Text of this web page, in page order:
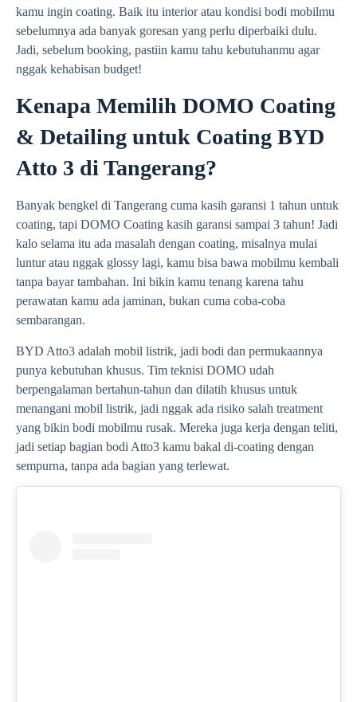
kamu ingin coating. Baik itu interior atau kondisi bodi mobilmu
sebelumnya ada banyak goresan yang perlu diperbaiki dulu.
Jadi, sebelum booking, pastiin kamu tahu kebutuhanmu agar
nggak kehabisan budget!
Kenapa Memilih DOMO Coating
& Detailing untuk Coating BYD
Atto 3 di Tangerang?
Banyak bengkel di Tangerang cuma kasih garansi 1 tahun untuk
coating, tapi DOMO Coating kasih garansi sampai 3 tahun! Jadi
kalo selama itu ada masalah dengan coating, misalnya mulai
luntur atau nggak glossy lagi, kamu bisa bawa mobilmu kembali
tanpa bayar tambahan. Ini bikin kamu tenang karena tahu
perawatan kamu ada jaminan, bukan cuma coba-coba
sembarangan.
BYD Atto3 adalah mobil listrik, jadi bodi dan permukaannya
punya kebutuhan khusus. Tim teknisi DOMO udah
berpengalaman bertahun-tahun dan dilatih khusus untuk
menangani mobil listrik, jadi nggak ada risiko salah treatment
yang bikin bodi mobilmu rusak. Mereka juga kerja dengan teliti,
jadi setiap bagian bodi Atto3 kamu bakal di-coating dengan
sempurna, tanpa ada bagian yang terlewat.